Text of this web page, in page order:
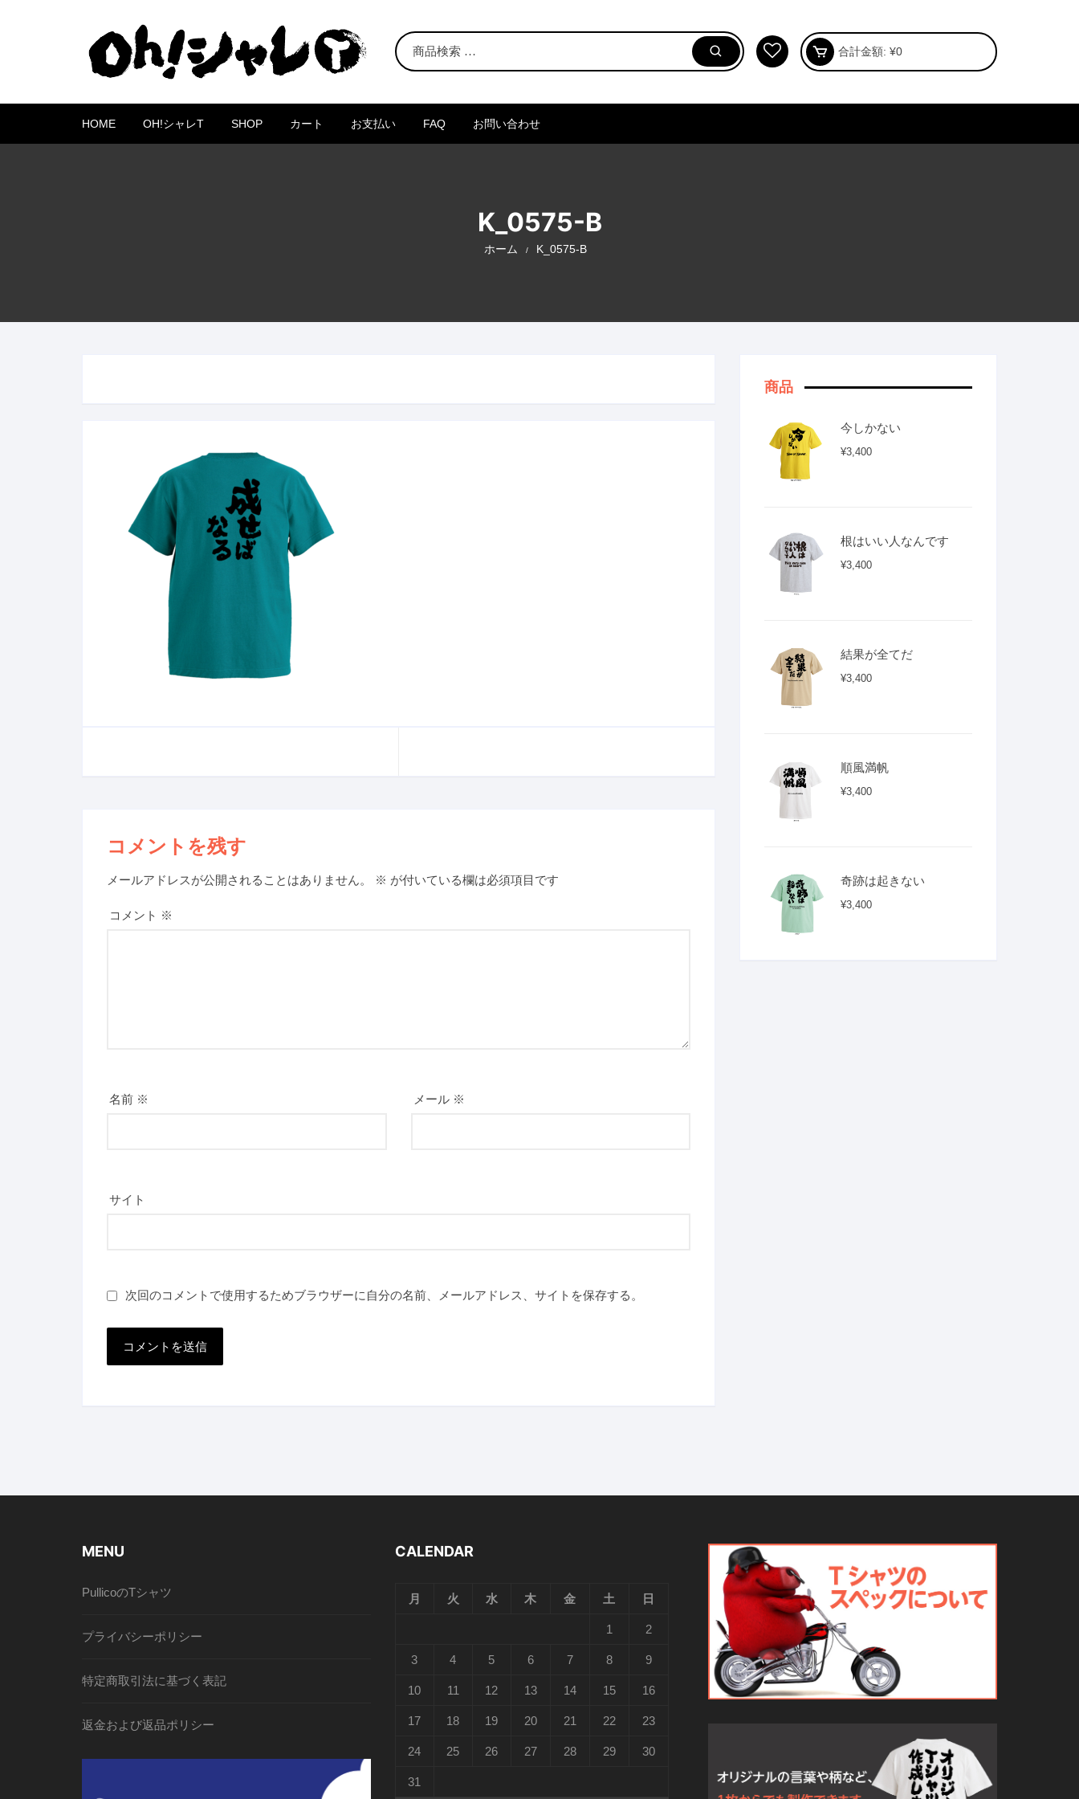
へ
キ
合計金額: ¥0
HOME OH!シャレT SHOP カート お支払い FAQ お問い合わせ
K_0575-B
ホーム K_0575-B
コメントを残す
メールアドレスが公開されることはありません。 ※ が付いている欄は必須項目です
コメント ※
名前 ※ メール ※
サイト
次回のコメントで使用するためブラウザーに自分の名前、メールアドレス、サイトを保存する。
商品
今しかない
¥3,400
根はいい人なんです
¥3,400
結果が全てだ
¥3,400
順風満帆
¥3,400
奇跡は起きない
¥3,400
MENU
PullicoのTシャツ
プライバシーポリシー
特定商取引法に基づく表記
返金および返品ポリシー
CALENDAR
月 火 水 木 金 土 日
1 2
3 4 5 6 7 8 9
10 11 12 13 14 15 16
17 18 19 20 21 22 23
24 25 26 27 28 29 30
31